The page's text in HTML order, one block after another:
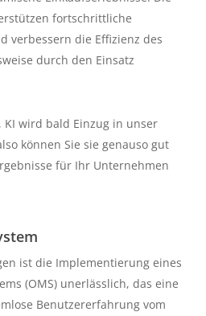
fortschrittliche
verbessern die Effizienz des
durch den Einsatz
KI wird bald Einzug in unser
können Sie sie genauso gut
für Ihr Unternehmen
ist die Implementierung eines
(OMS) unerlässlich, das eine
Benutzererfahrung vom